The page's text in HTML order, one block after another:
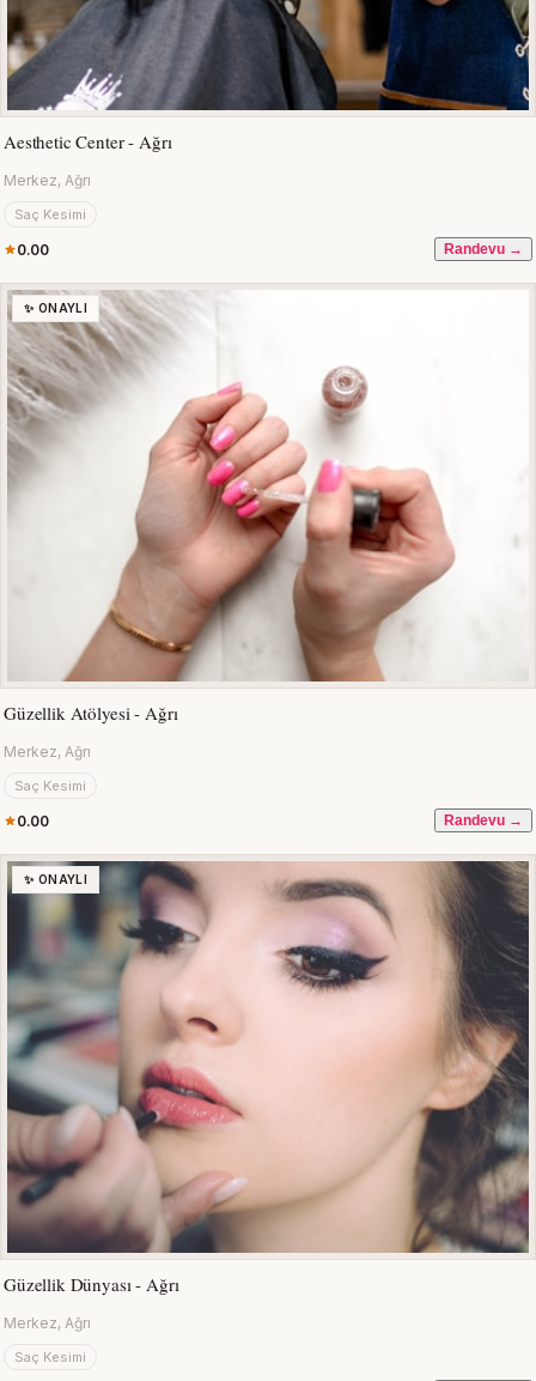
Aesthetic Center - Ağrı
Merkez, Ağrı
Saç Kesimi
0.00 Randevu →
✨ ONAYLI
Güzellik Atölyesi - Ağrı
Merkez, Ağrı
Saç Kesimi
0.00 Randevu →
✨ ONAYLI
Güzellik Dünyası - Ağrı
Merkez, Ağrı
Saç Kesimi